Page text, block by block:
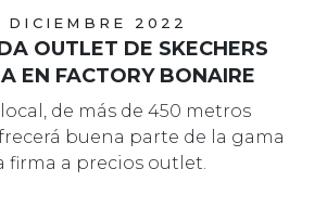
DICIEMBRE 2022
OUTLET DE SKECHERS
EN FACTORY BONAIRE
de más de 450 metros
buena parte de la gama
firma a precios outlet.